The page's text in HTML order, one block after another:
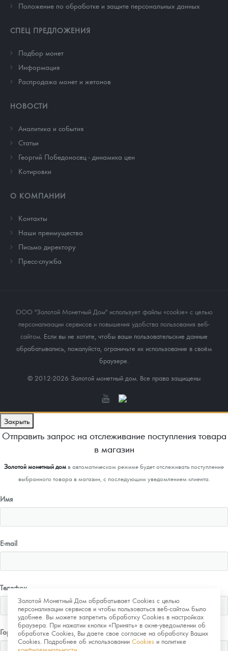
Положение по обработке и защите персональных данных
СПЕЦ ПРЕДЛОЖЕНИЯ
Подбор монет
Информация
Распродажа монет и жетонов
НОВОСТИ
Аналитика и события
Cтатьи
Георгий Победоносец - динамика цен
Котировки
О КОМПАНИИ
Контакты
Наши преимущества
Письмо директору
Пресс-служба
ООО "Золотой Монетный Дом" использует файлы «cookie» с целью
персонализации сервисов и повышения удобства пользования веб-
сайтом . Если вы не хотите, чтобы ваши пользовательские данные
обрабатывались, пожалуйста, ограничьте их использование в своём
браузере.
© 2012-2026 Золотой монетный дом. Все права защищены
Золотой Монетный Дом обрабатывает Cookies с целью
персонализации сервисов и чтобы пользоваться веб-сайтом было
удобнее. Вы можете запретить обработку Cookies в настройках
браузера. При нажатии кнопки «Принять» в окне-уведомлении об
обработке Cookies, Вы даете свое согласие на обработку Ваших
Cookies. Подробнее об использовании Cookies и политике
конфиденциальности
Закрыть
Отправить запрос на отслеживание поступления товара
в магазин
Золотой монетный домв автоматическом режиме будет отслеживать поступление
выбранного товара в магазин, с последующим уведомлением клиента.
Имя
E-mail
Телефон
Город